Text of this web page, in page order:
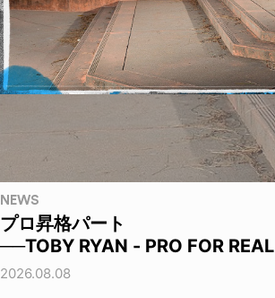
NEWS
プロ昇格パート
──TOBY RYAN - PRO FOR REAL
2026.08.08